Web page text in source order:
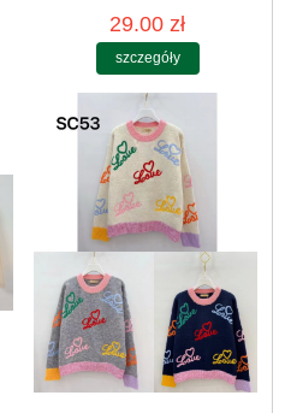
29.00 zł
szczegóły